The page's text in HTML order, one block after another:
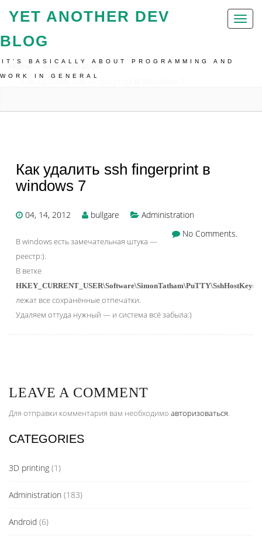
Toggle
YET ANOTHER DEV
BLOG
IT'S BASICALLY ABOUT PROGRAMMING AND
WORK IN GENERAL
Home
Administration
Как Удалить Ssh Fingerprint В Windows 7
Как удалить ssh fingerprint в
windows 7
04, 14, 2012 bullgare
Administration
No Comments.
В windows есть замечательная штука —
реестр:).
В ветке
HKEY_CURRENT_USER\Software\SimonTatham\PuTTY\SshHostKeys
лежат все сохранённые отпечатки.
Удаляем оттуда нужный — и система всё забыла:)
LEAVE A COMMENT
Для отправки комментария вам необходимо авторизоваться.
CATEGORIES
3D printing (1)
Administration (183)
Android (6)